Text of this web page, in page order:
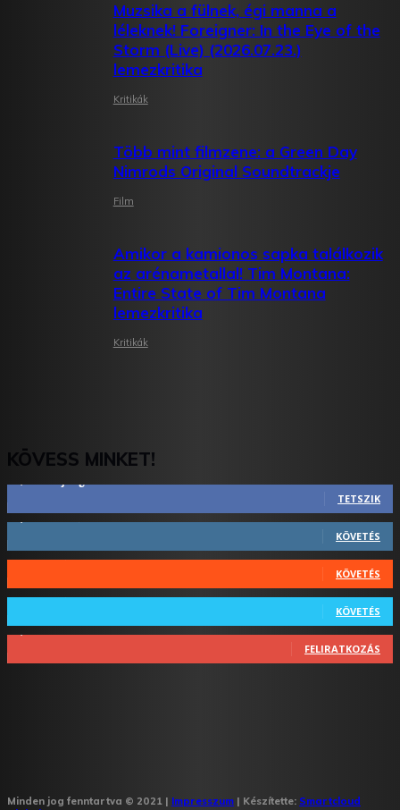
Muzsika a fülnek, égi manna a
léleknek! Foreigner: In the Eye of the
Storm (Live) (2026.07.23.)
lemezkritika
Kritikák
Több mint filmzene: a Green Day
Nimrods Original Soundtrackje
Film
Amikor a kamionos sapka találkozik
az arénametallal! Tim Montana:
Entire State of Tim Montana
lemezkritika
Kritikák
KÖVESS MINKET!
TETSZIK
KÖVETÉS
KÖVETÉS
KÖVETÉS
FELIRATKOZÁS
Minden jog fenntartva © 2021 | Impresszum | Készítette: Smartcloud